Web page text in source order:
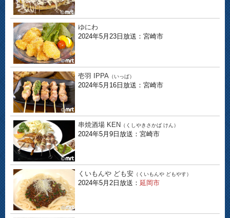
ゆにわ
2024年5月23日放送：宮崎市
壱羽 IPPA （いっぱ）
2024年5月16日放送：宮崎市
串焼酒場 KEN （くしやきさかば けん）
2024年5月9日放送：宮崎市
くいもんや ども安 （くいもんや どもやす）
2024年5月2日放送： 延岡市